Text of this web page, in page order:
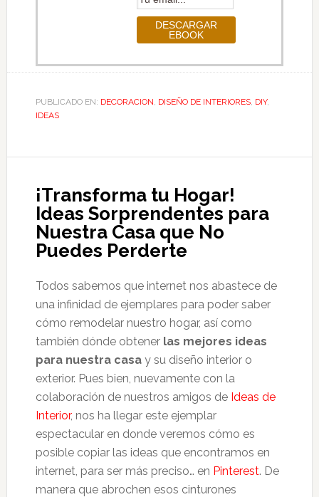
PUBLICADO EN: DECORACION, DISEÑO DE INTERIORES, DIY,
IDEAS
¡Transforma tu Hogar!
Ideas Sorprendentes para
Nuestra Casa que No
Puedes Perderte
Todos sabemos que internet nos abastece de
una infinidad de ejemplares para poder saber
cómo remodelar nuestro hogar, así como
también dónde obtener las mejores ideas
para nuestra casay su diseño interior o
exterior. Pues bien, nuevamente con la
colaboración de nuestros amigos de Ideas de
Interior, nos ha llegar este ejemplar
espectacular en donde veremos cómo es
posible copiar las ideas que encontramos en
internet, para ser más preciso… en Pinterest. De
manera que abrochen esos cinturones